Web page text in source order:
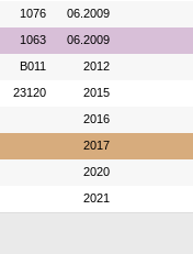
1076 06.2009
1063 06.2009
B011 2012
23120 2015
2016
2017
2020
2021